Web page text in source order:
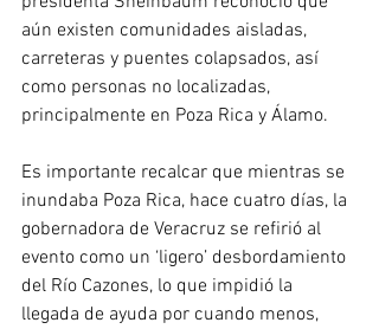
aún existen comunidades aisladas,
carreteras y puentes colapsados, así
como personas no localizadas,
principalmente en Poza Rica y Álamo.
Es importante recalcar que mientras se
inundaba Poza Rica, hace cuatro días, la
gobernadora de Veracruz se refirió al
evento como un ‘ligero’ desbordamiento
del Río Cazones, lo que impidió la
llegada de ayuda por cuando menos,